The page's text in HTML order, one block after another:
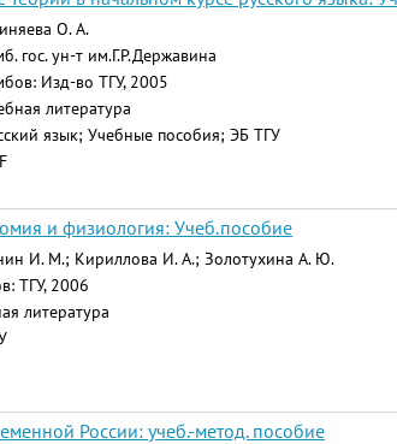
О. А.
гос. ун-т им.Г.Р.Державина
Изд-во ТГУ, 2005
литература
язык; Учебные пособия; ЭБ ТГУ
и физиология: Учеб.пособие
И. М.; Кириллова И. А.; Золотухина А. Ю.
ТГУ, 2006
литература
России: учеб.-метод. пособие